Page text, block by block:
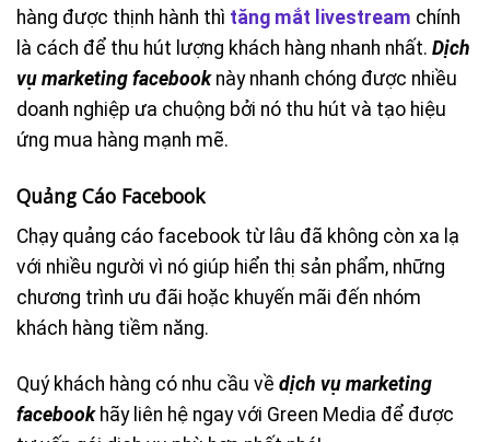
hàng được thịnh hành thì tăng mắt livestream chính
là cách để thu hút lượng khách hàng nhanh nhất. Dịch
vụ marketing facebooknày nhanh chóng được nhiều
doanh nghiệp ưa chuộng bởi nó thu hút và tạo hiệu
ứng mua hàng mạnh mẽ.
Quảng Cáo Facebook
Chạy quảng cáo facebook từ lâu đã không còn xa lạ
với nhiều người vì nó giúp hiển thị sản phẩm, những
chương trình ưu đãi hoặc khuyến mãi đến nhóm
khách hàng tiềm năng.
Quý khách hàng có nhu cầu về dịch vụ marketing
facebookhãy liên hệ ngay với Green Media để được